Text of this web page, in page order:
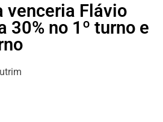
venceria Flávio
30% no 1º turno e